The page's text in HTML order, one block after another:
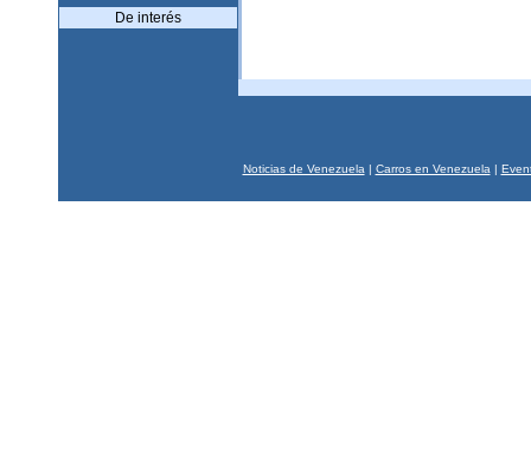
De interés
Noticias de Venezuela | Carros en Venezuela |